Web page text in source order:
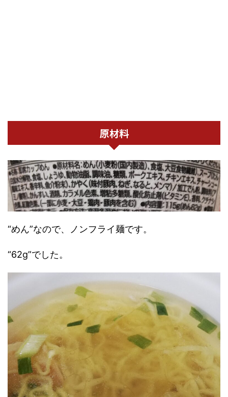
原材料
“めん”なので、ノンフライ麺です。
“62g”でした。